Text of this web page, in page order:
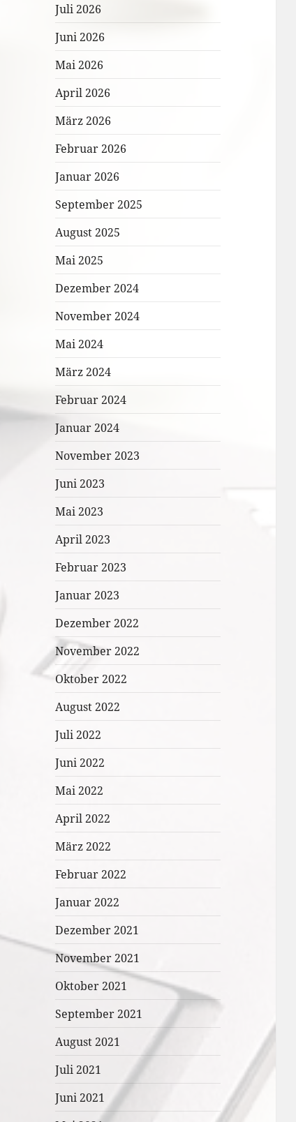
Juli 2026
Juni 2026
Mai 2026
April 2026
März 2026
Februar 2026
Januar 2026
September 2025
August 2025
Mai 2025
Dezember 2024
November 2024
Mai 2024
März 2024
Februar 2024
Januar 2024
November 2023
Juni 2023
Mai 2023
April 2023
Februar 2023
Januar 2023
Dezember 2022
November 2022
Oktober 2022
August 2022
Juli 2022
Juni 2022
Mai 2022
April 2022
März 2022
Februar 2022
Januar 2022
Dezember 2021
November 2021
Oktober 2021
September 2021
August 2021
Juli 2021
Juni 2021